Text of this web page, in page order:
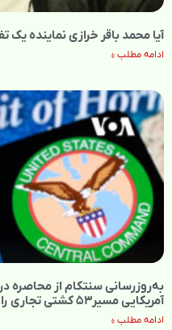
آیا محمد باقر خرازی نماینده یک
ادامه مطلب »
به‌روزرسانی سنتکام از محاصره
آمریکایی مسیر۵۳ کشتی تجاری را تغییر دادند – صدای آمریکا
ادامه مطلب »